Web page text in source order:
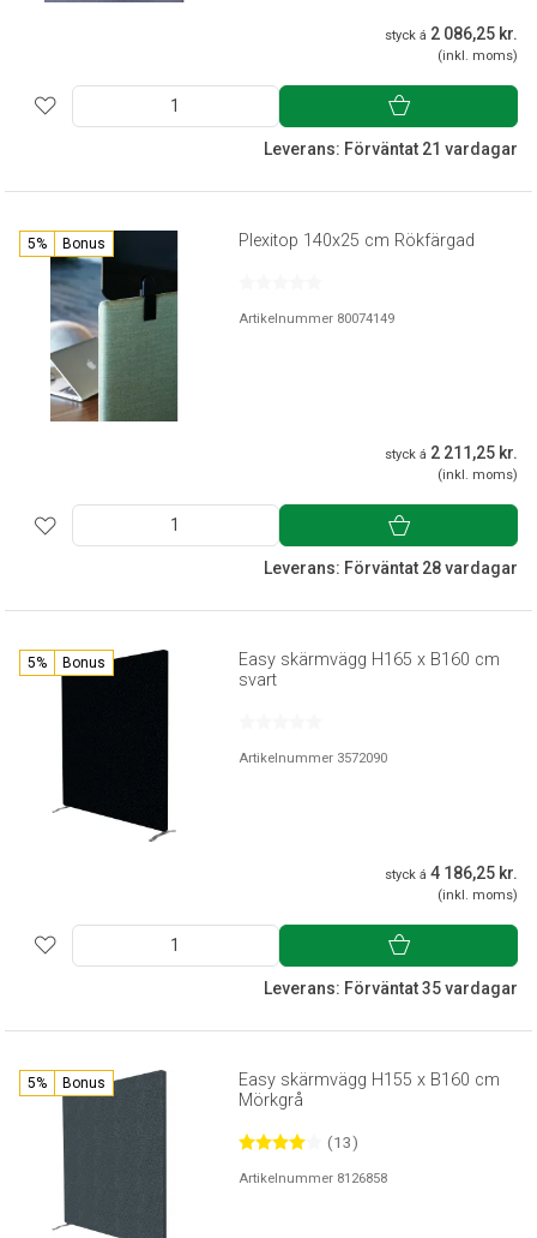
styck á 2 086,25 kr.
(inkl. moms)
Leverans: Förväntat 21 vardagar
5% Bonus Plexitop 140x25 cm Rökfärgad
Artikelnummer 80074149
styck á 2 211,25 kr.
(inkl. moms)
Leverans: Förväntat 28 vardagar
5% Bonus
Easy skärmvägg H165 x B160 cm
svart
Artikelnummer 3572090
styck á 4 186,25 kr.
(inkl. moms)
Leverans: Förväntat 35 vardagar
5% Bonus
Easy skärmvägg H155 x B160 cm
Mörkgrå
(13)
Artikelnummer 8126858